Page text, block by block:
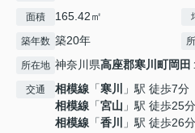
面積 165.42㎡
築年数 築20年
所在地 神奈川県高座郡寒川町岡田
交通 相模線 「寒川
」駅 徒歩7分
相模線 「宮山 」駅 徒歩25分
相模線 「香川 」駅 徒歩26分